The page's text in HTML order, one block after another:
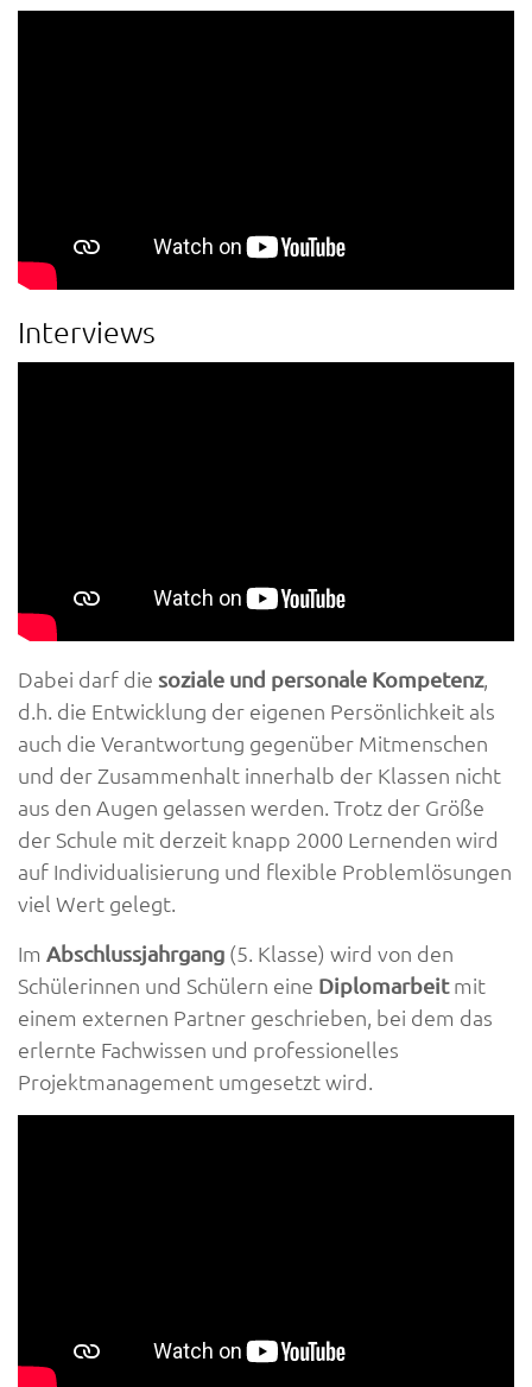
Interviews
Dabei darf die soziale und personale Kompetenz,
d.h. die Entwicklung der eigenen Persönlichkeit als
auch die Verantwortung gegenüber Mitmenschen
und der Zusammenhalt innerhalb der Klassen nicht
aus den Augen gelassen werden. Trotz der Größe
der Schule mit derzeit knapp 2000 Lernenden wird
auf Individualisierung und flexible Problemlösungen
viel Wert gelegt.
Im Abschlussjahrgang (5. Klasse) wird von den
Schülerinnen und Schülern eine Diplomarbeitmit
einem externen Partner geschrieben, bei dem das
erlernte Fachwissen und professionelles
Projektmanagement umgesetzt wird.